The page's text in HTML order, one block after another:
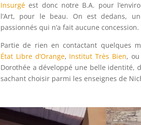
Insurgéest donc notre B.A. pour
l’Art, pour le beau. On est dedans,
passionnés qui n’a fait aucune concession.
Partie de rien en contactant quelques
État Libre d’Orange, Institut Très Bien,
Dorothée a développé une belle identité,
sachant choisir parmi les enseignes de